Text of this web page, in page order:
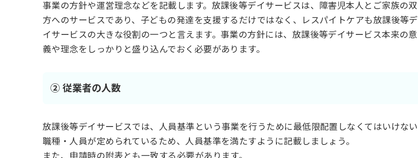
事業の方針や運営理念などを記載します。放課後等デイサービスは、障害児本人とご家族の双
方へのサービスであり、子どもの発達を支援するだけではなく、レスパイトケアも放課後等デ
イサービスの大きな役割の一つと言えます。事業の方針には、放課後等デイサービス本来の意
義や理念をしっかりと盛り込んでおく必要があります。
② 従業者の人数
放課後等デイサービスでは、人員基準という事業を行うために最低限配置しなくてはいけない
職種・人員が定められているため、人員基準を満たすように記載しましょう。